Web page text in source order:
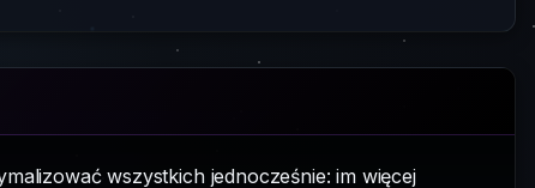
wszystkich jednocześnie: im więcej